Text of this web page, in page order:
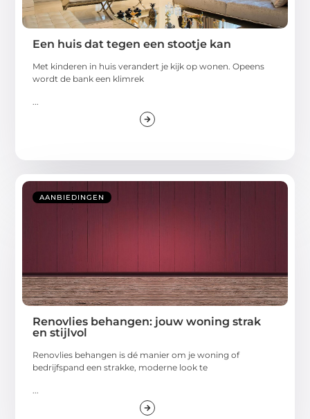
Een huis dat tegen een stootje kan
Met kinderen in huis verandert je kijk op wonen. Opeens
wordt de bank een klimrek
AANBIEDINGEN
Renovlies behangen: jouw woning strak
en stijlvol
Renovlies behangen is dé manier om je woning of
bedrijfspand een strakke, moderne look te